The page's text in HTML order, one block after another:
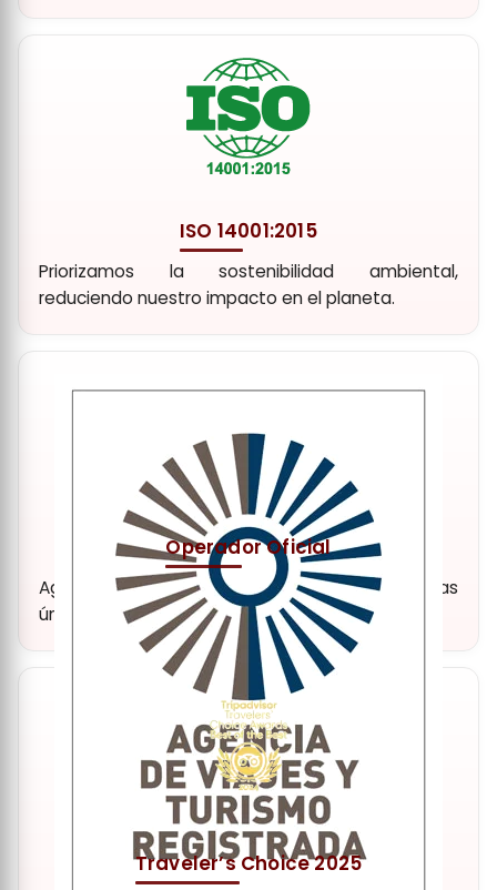
ISO 14001:2015
Priorizamos la sostenibilidad ambiental,
reduciendo nuestro impacto en el planeta.
Operador Oficial
Agencia y operador turístico oficial. Experiencias
únicas y de alta calidad.
Traveler’s Choice 2025